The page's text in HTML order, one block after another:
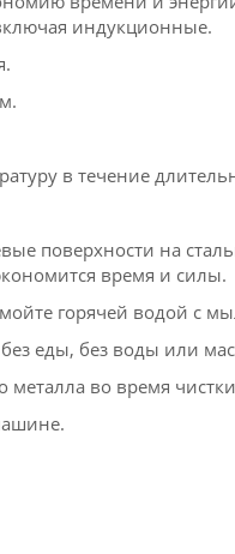
индукционные.
в течение
поверхности на
время и силы.
горячей водой с
еды, без воды или
металла во время